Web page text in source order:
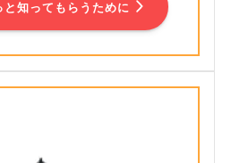
と知ってもらうために